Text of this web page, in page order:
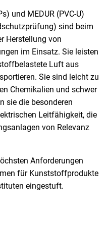
und MEDUR (PVC-U)
sind beim
Herstellung von
im Einsatz. Sie leisten
Luft aus
Sie sind leicht zu
Chemikalien und schwer
sie die besonderen
Leitfähigkeit, die
von Relevanz
Anforderungen
für Kunststoffprodukte
eingestuft.